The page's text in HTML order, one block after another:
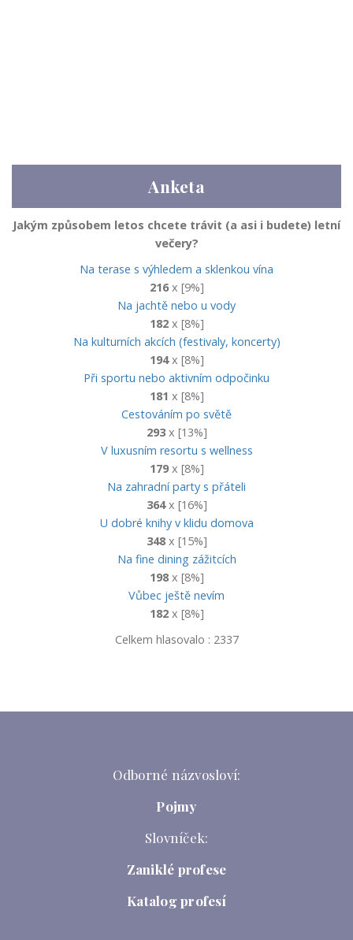
Anketa
Jakým způsobem letos chcete trávit (a asi i budete) letní
večery?
Na terase s výhledem a sklenkou vína
216x [9%]
Na jachtě nebo u vody
182x [8%]
Na kulturních akcích (festivaly, koncerty)
194x [8%]
Při sportu nebo aktivním odpočinku
181 x [8%]
Cestováním po světě
293x [13%]
V luxusním resortu s wellness
179x [8%]
Na zahradní party s přáteli
364x [16%]
U dobré knihy v klidu domova
348x [15%]
Na fine dining zážitcích
198x [8%]
Vůbec ještě nevím
182x [8%]
Celkem hlasovalo : 2337
Odborné názvosloví:
Pojmy
Slovníček:
Zaniklé profese
Katalog profesí